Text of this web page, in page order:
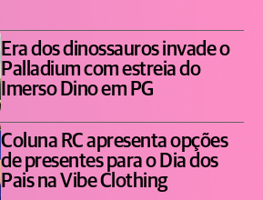
Era dos dinossauros invade o
Palladium com estreia do
Imerso Dino em PG
Coluna RC apresenta opções
de presentes para o Dia dos
Pais na Vibe Clothing